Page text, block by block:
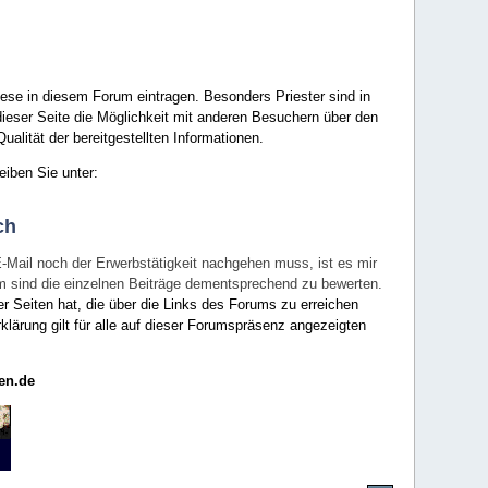
in diesem Forum eintragen. Besonders Priester sind in
Seite die Möglichkeit mit anderen Besuchern über den
der bereitgestellten Informationen.
Sie unter:
noch der Erwerbstätigkeit nachgehen muss, ist es mir
die einzelnen Beiträge dementsprechend zu bewerten.
Seiten hat, die über die Links des Forums zu erreichen
gilt für alle auf dieser Forumspräsenz angezeigten